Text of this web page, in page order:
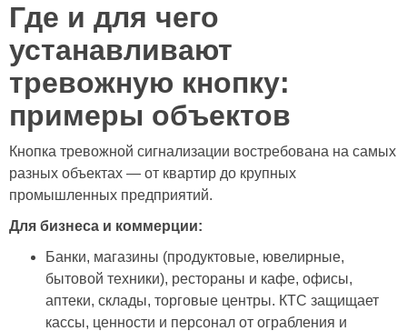
Где и для чего
устанавливают
тревожную кнопку:
примеры объектов
Кнопка тревожной сигнализации востребована на самых
разных объектах — от квартир до крупных
промышленных предприятий.
Для бизнеса и коммерции:
Банки, магазины (продуктовые, ювелирные,
бытовой техники), рестораны и кафе, офисы,
аптеки, склады, торговые центры. КТС защищает
кассы, ценности и персонал от ограбления и